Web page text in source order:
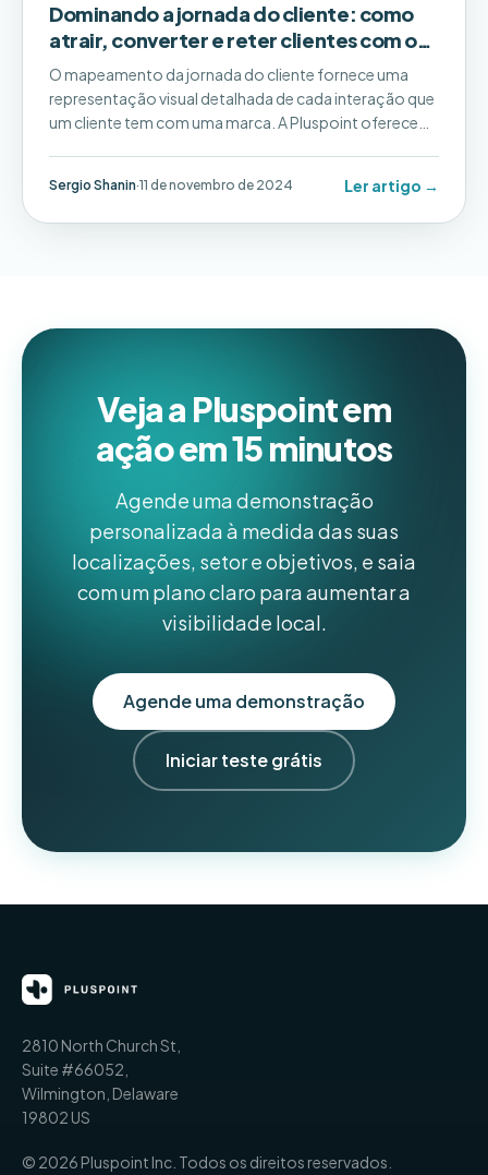
Dominando a jornada do cliente: como
atrair, converter e reter clientes com o
Pluspoint
O mapeamento da jornada do cliente fornece uma
representação visual detalhada de cada interação que
um cliente tem com uma marca. A Pluspoint oferece
relacionamentos ao longo de seu ciclo de vida
Sergio Shanin·11 de novembro de 2024 Ler artigo →
Veja a Pluspoint em
ação em 15 minutos
Agende uma demonstração
personalizada à medida das suas
localizações, setor e objetivos, e saia
com um plano claro para aumentar a
visibilidade local.
Agende uma demonstração
Iniciar teste grátis
2810 North Church St,
Suite #66052,
Wilmington, Delaware
19802 US
© 2026 Pluspoint Inc. Todos os direitos reservados.